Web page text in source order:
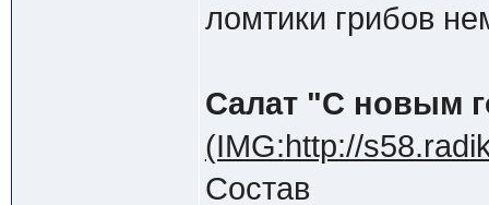
ломтики грибов
Салат "С новым
(IMG:http://
Состав